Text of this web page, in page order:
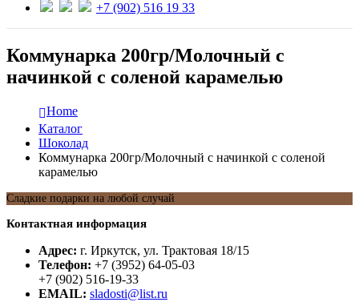
+7 (902) 516 19 33
Коммунарка 200гр/Молочный с
начинкой с соленой карамелью
Home
Каталог
Шоколад
Коммунарка 200гр/Молочный с начинкой с соленой
карамелью
Сладкие подарки на любой случай
Контактная информация
Адрес: г. Иркутск, ул. Трактовая 18/15
Телефон: +7 (3952) 64-05-03
+7 (902) 516-19-33
EMAIL: sladosti@list.ru